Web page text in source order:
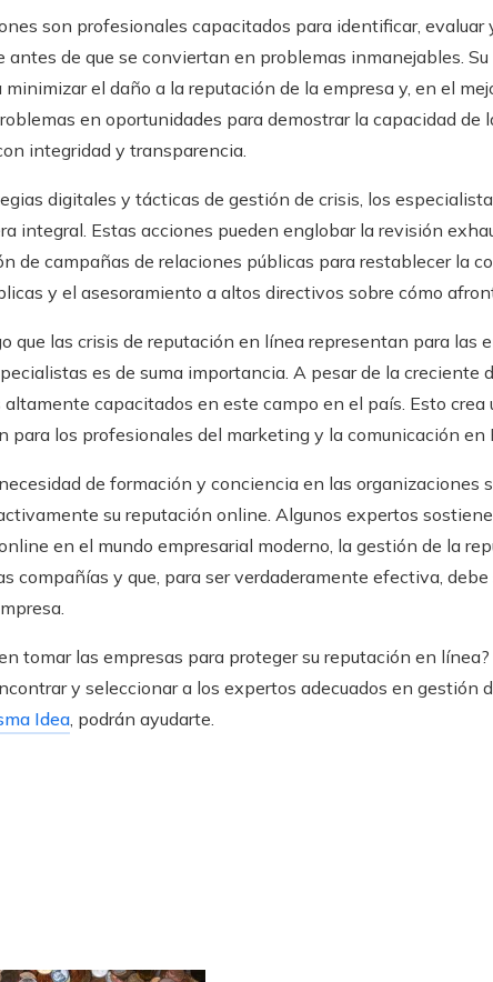
son profesionales capacitados para identificar, evaluar
antes de que se conviertan en problemas inmanejables.
el daño a la reputación de la empresa y, en el
en oportunidades para demostrar la capacidad de
integridad y transparencia.
digitales y tácticas de gestión de crisis, los
integral. Estas acciones pueden englobar la revisión
de campañas de relaciones públicas para restablecer la
y el asesoramiento a altos directivos sobre cómo
que las crisis de reputación en línea representan para las
es de suma importancia. A pesar de la creciente
capacitados en este campo en el país. Esto crea
para los profesionales del marketing y la comunicación en
de formación y conciencia en las organizaciones
su reputación online. Algunos expertos
en el mundo empresarial moderno, la gestión de la
compañías y que, para ser verdaderamente efectiva,
tomar las empresas para proteger su reputación en línea?
y seleccionar a los expertos adecuados en gestión
Idea, podrán ayudarte.